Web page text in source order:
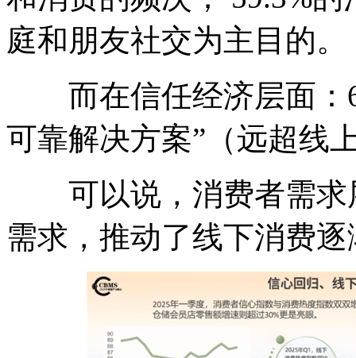
庭和朋友社交为主目的。
而在信任经济层面：
可靠解决方案”（远超线
可以说，消费者需求
需求，推动了线下消费